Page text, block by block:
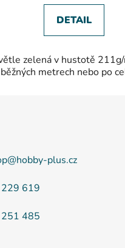
DETAIL
zelená v hustotě
metrech nebo po
@hobby-plus.cz
619
485